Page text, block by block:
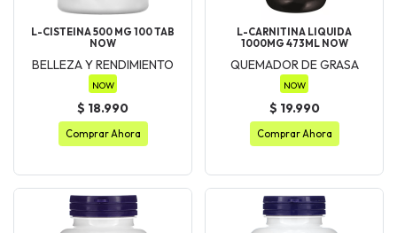
L-CISTEINA 500 MG 100 TAB
NOW
BELLEZA Y RENDIMIENTO
NOW
$ 18.990
Comprar Ahora
L-CARNITINA LIQUIDA
1000MG 473ML NOW
QUEMADOR DE GRASA
NOW
$ 19.990
Comprar Ahora